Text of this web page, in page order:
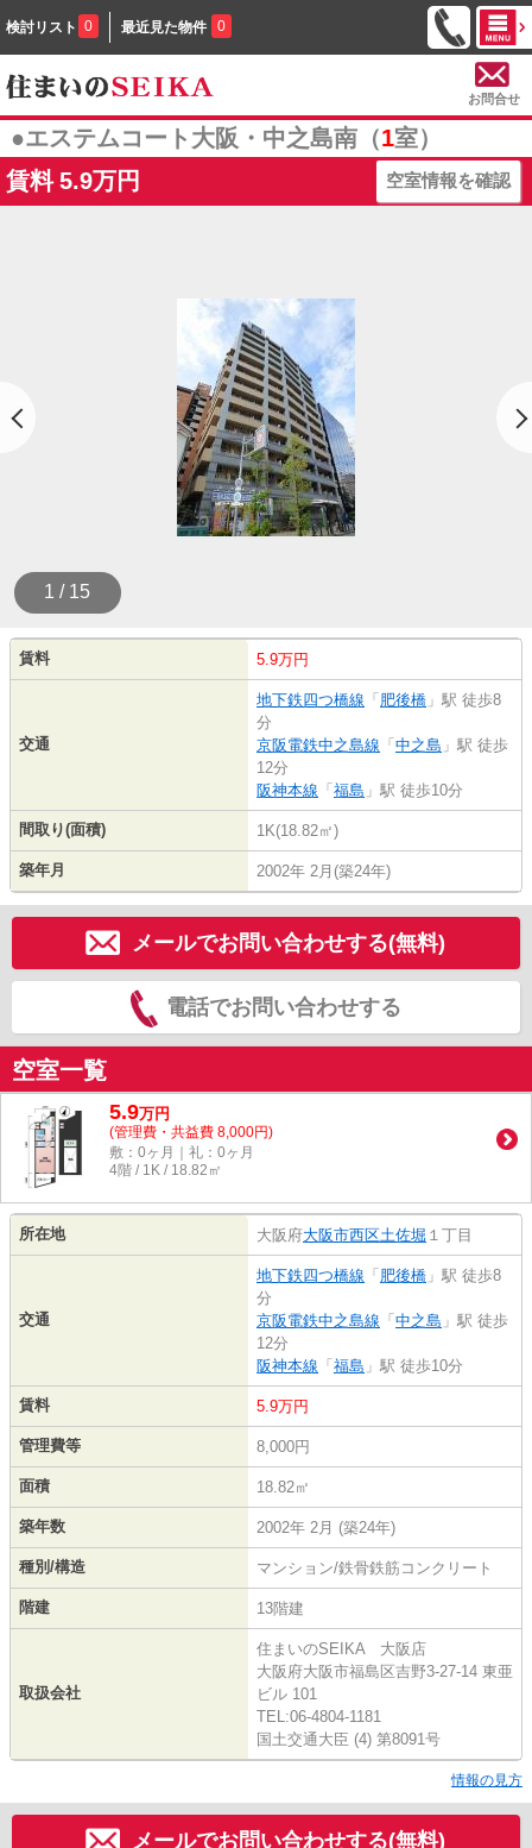
検討リスト 0 最近見た物件 0
お問合せ
●エステムコート大阪・中之島南（1室）
賃料 5.9万円 空室情報を確認
1 / 15
賃料 5.9万円
交通
地下鉄四つ橋線 「 肥後橋 」駅 徒歩8
分
京阪電鉄中之島線 「 中之島 」駅 徒歩
12分
阪神本線 「 福島 」駅 徒歩10分
間取り(面積) 1K(18.82㎡)
築年月 2002年 2月(築24年)
メールでお問い合わせする(無料)
電話でお問い合わせする
空室一覧
5.9万円
(管理費・共益費 8,000円)
敷：0ヶ月｜礼：0ヶ月
4階 / 1K / 18.82㎡
所在地 大阪府大阪市西区土佐堀 １丁目
交通
地下鉄四つ橋線 「 肥後橋 」駅 徒歩8
分
京阪電鉄中之島線 「 中之島 」駅 徒歩
12分
阪神本線 「 福島 」駅 徒歩10分
賃料 5.9万円
管理費等 8,000円
面積 18.82㎡
築年数 2002年 2月 (築24年)
種別/構造 マンション/鉄骨鉄筋コンクリート
階建 13階建
取扱会社
住まいのSEIKA 大阪店
大阪府大阪市福島区吉野3-27-14 東亜
ビル 101
TEL:06-4804-1181
国土交通大臣 (4) 第8091号
情報の見方
メールでお問い合わせする(無料)